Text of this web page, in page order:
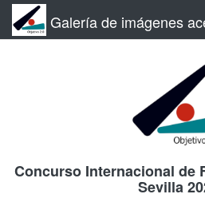
Galería de imágenes
Concurso Internacional de
Sevilla